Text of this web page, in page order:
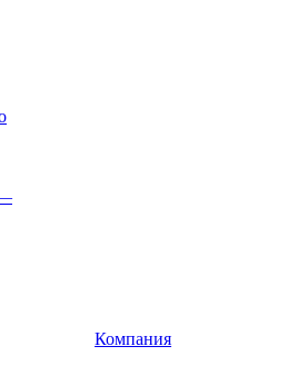
Компания